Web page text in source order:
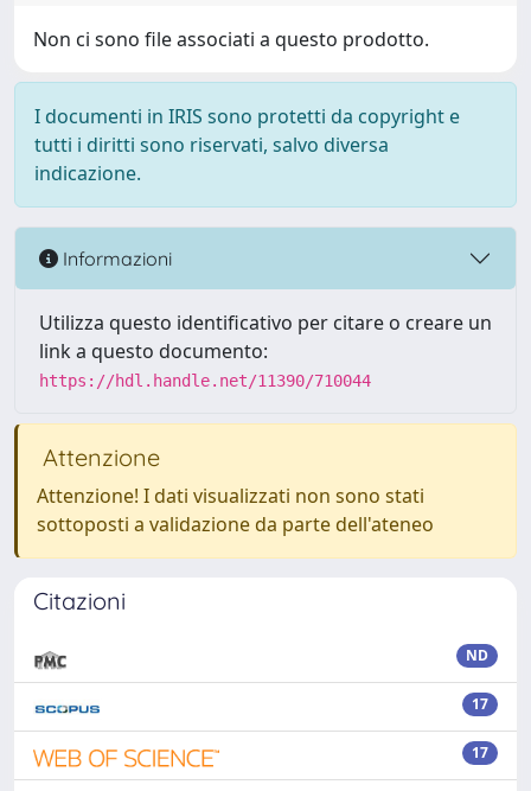
Non ci sono file associati a questo prodotto.
I documenti in IRIS sono protetti da copyright e
tutti i diritti sono riservati, salvo diversa
indicazione.
Informazioni
Utilizza questo identificativo per citare o creare un
link a questo documento:
https://hdl.handle.net/11390/710044
Attenzione
Attenzione! I dati visualizzati non sono stati
sottoposti a validazione da parte dell'ateneo
Citazioni
ND
17
17